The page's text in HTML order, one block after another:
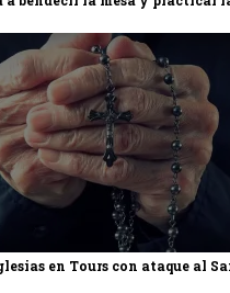
en Tours con ataque al